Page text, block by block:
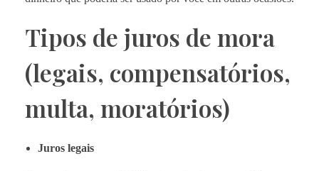
Tipos de juros de mora
(legais, compensatórios,
multa, moratórios)
Juros legais